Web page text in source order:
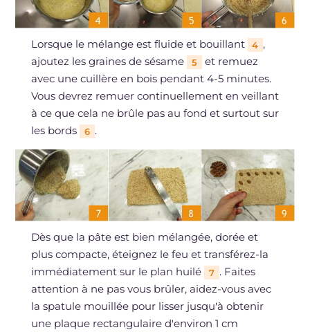
Lorsque le mélange est fluide et bouillant 4 ,
ajoutez les graines de sésame
5
et remuez
avec une cuillère en bois pendant 4-5 minutes.
Vous devrez remuer continuellement en veillant
à ce que cela ne brûle pas au fond et surtout sur
les bords
6 .
Dès que la pâte est bien mélangée, dorée et
plus compacte, éteignez le feu et transférez-la
immédiatement sur le plan huilé
7 . Faites
attention à ne pas vous brûler, aidez-vous avec
la spatule mouillée pour lisser jusqu'à obtenir
une plaque rectangulaire d'environ 1 cm